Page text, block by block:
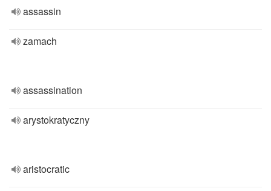
assassin
zamach
assassination
arystokratyczny
aristocratic